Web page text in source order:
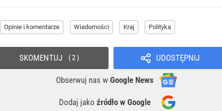
Opinie i komentarze Wiadomości Kraj Polityka
UDOSTĘPNIJ
Obserwuj nas w Google News
Dodaj jako źródło w Google
SKOMENTUJ 2